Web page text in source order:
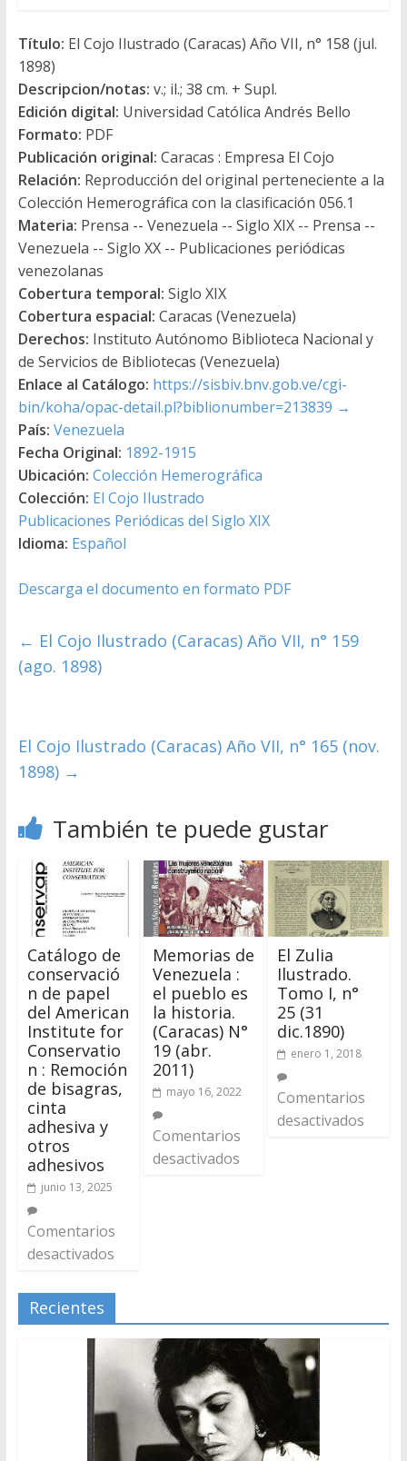
Título: El Cojo Ilustrado (Caracas) Año VII, n° 158 (jul.
1898)
Descripcion/notas: v.; il.; 38 cm. + Supl.
Edición digital: Universidad Católica Andrés Bello
Formato: PDF
Publicación original: Caracas : Empresa El Cojo
Relación: Reproducción del original perteneciente a la
Colección Hemerográfica con la clasificación 056.1
Materia: Prensa -- Venezuela -- Siglo XIX -- Prensa --
Venezuela -- Siglo XX -- Publicaciones periódicas
venezolanas
Cobertura temporal: Siglo XIX
Cobertura espacial: Caracas (Venezuela)
Derechos: Instituto Autónomo Biblioteca Nacional y
de Servicios de Bibliotecas (Venezuela)
Enlace al Catálogo: https://sisbiv.bnv.gob.ve/cgi-
bin/koha/opac-detail.pl?biblionumber=213839 →
País: Venezuela
Fecha Original: 1892-1915
Ubicación: Colección Hemerográfica
Colección: El Cojo Ilustrado
Publicaciones Periódicas del Siglo XIX
Idioma: Español
Descarga el documento en formato PDF
← El Cojo Ilustrado (Caracas) Año VII, n° 159
(ago. 1898)
El Cojo Ilustrado (Caracas) Año VII, n° 165 (nov.
1898) →
También te puede gustar
Catálogo de
conservació
n de papel
del American
Institute for
Conservatio
n : Remoción
de bisagras,
cinta
adhesiva y
otros
adhesivos
junio 13, 2025
Comentarios
desactivados
Memorias de
Venezuela :
el pueblo es
la historia.
(Caracas) N°
19 (abr.
2011)
mayo 16, 2022
Comentarios
desactivados
El Zulia
Ilustrado.
Tomo I, n°
25 (31
dic.1890)
enero 1, 2018
Comentarios
desactivados
Recientes